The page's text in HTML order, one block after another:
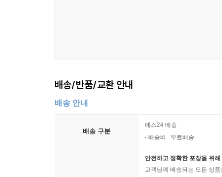
배송/반품/교환 안내
배송 안내
배송 구분
예스24 배송
배송비 : 무료배송
안전하고 정확한 포장을 위
고객님께 배송되는 모든 상